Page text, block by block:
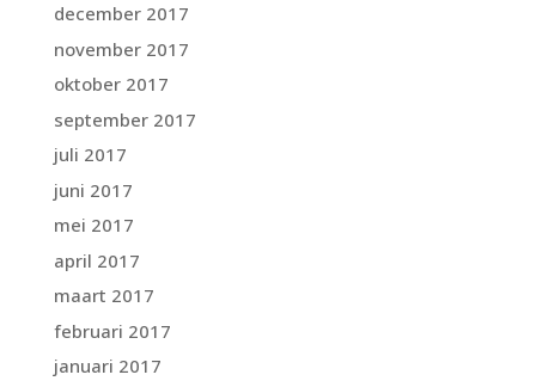
december 2017
november 2017
oktober 2017
september 2017
juli 2017
juni 2017
mei 2017
april 2017
maart 2017
februari 2017
januari 2017